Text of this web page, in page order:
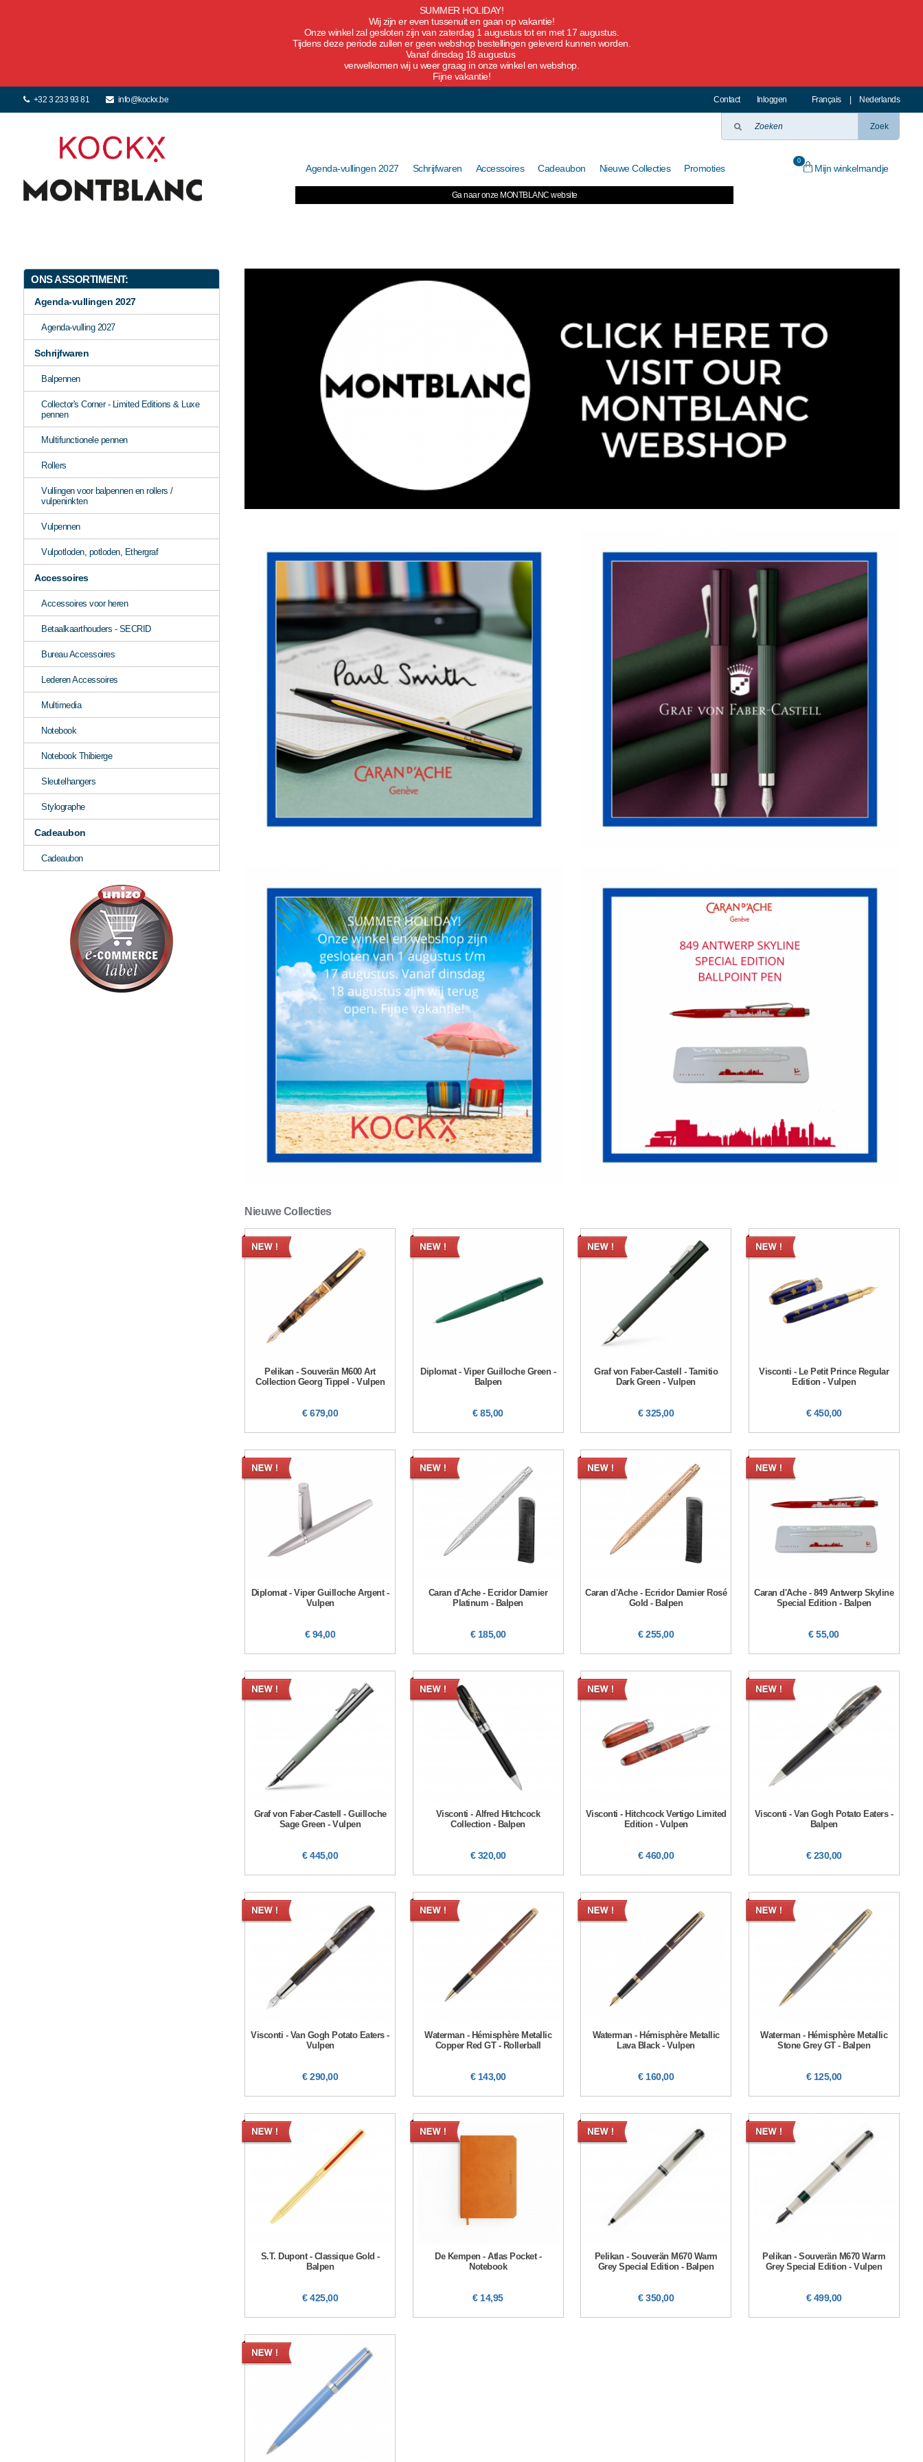
SUMMER HOLIDAY!
Wij zijn er even tussenuit en gaan op vakantie!
Onze winkel zal gesloten zijn van zaterdag 1 augustus tot en met 17 augustus.
Tijdens deze periode zullen er geen webshop bestellingen geleverd kunnen worden.
Vanaf dinsdag 18 augustus
verwelkomen wij u weer graag in onze winkel en webshop.
Fijne vakantie!
+32 3 233 93 81 info@kockx.be Contact Inloggen Français Nederlands
Zoek
Agenda-vullingen 2027 Schrijfwaren Accessoires Cadeaubon Nieuwe Collecties Promoties
Ga naar onze MONTBLANC website
0
Mijn winkelmandje
ONS ASSORTIMENT:
Agenda-vullingen 2027
Agenda-vulling 2027
Schrijfwaren
Balpennen
Collector's Corner - Limited Editions & Luxe
pennen
Multifunctionele pennen
Rollers
Vullingen voor balpennen en rollers /
vulpeninkten
Vulpennen
Vulpotloden, potloden, Ethergraf
Accessoires
Accessoires voor heren
Betaalkaarthouders - SECRID
Bureau Accessoires
Lederen Accessoires
Multimedia
Notebook
Notebook Thibierge
Sleutelhangers
Stylographe
Cadeaubon
Cadeaubon
Nieuwe Collecties
Pelikan - Souverän M600 Art
Collection Georg Tippel - Vulpen
€ 679,00
Diplomat - Viper Guilloche Green -
Balpen
€ 85,00
Graf von Faber-Castell - Tamitio
Dark Green - Vulpen
€ 325,00
Visconti - Le Petit Prince Regular
Edition - Vulpen
€ 450,00
Diplomat - Viper Guilloche Argent -
Vulpen
€ 94,00
Caran d'Ache - Ecridor Damier
Platinum - Balpen
€ 185,00
Caran d'Ache - Ecridor Damier Rosé
Gold - Balpen
€ 255,00
Caran d'Ache - 849 Antwerp Skyline
Special Edition - Balpen
€ 55,00
Graf von Faber-Castell - Guilloche
Sage Green - Vulpen
€ 445,00
Visconti - Alfred Hitchcock
Collection - Balpen
€ 320,00
Visconti - Hitchcock Vertigo Limited
Edition - Vulpen
€ 460,00
Visconti - Van Gogh Potato Eaters -
Balpen
€ 230,00
Visconti - Van Gogh Potato Eaters -
Vulpen
€ 290,00
Waterman - Hémisphère Metallic
Copper Red GT - Rollerball
€ 143,00
Waterman - Hémisphère Metallic
Lava Black - Vulpen
€ 160,00
Waterman - Hémisphère Metallic
Stone Grey GT - Balpen
€ 125,00
S.T. Dupont - Classique Gold -
Balpen
€ 425,00
De Kempen - Atlas Pocket -
Notebook
€ 14,95
Pelikan - Souverän M670 Warm
Grey Special Edition - Balpen
€ 350,00
Pelikan - Souverän M670 Warm
Grey Special Edition - Vulpen
€ 499,00